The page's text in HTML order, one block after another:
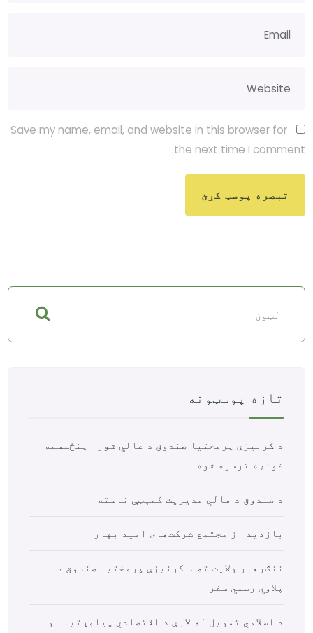
Save my name, email, and website in this browser for
the next time I comment.
تازه پوسټونه
د کرنیزې پرمختیا صندوق د عالي شورا پنځلسمه
غونډه ترسره شوه
د صندوق د مالي مدیریت کمېټې ناسته
بازدید از مجتمع شرکت‌های امید بهار
ننګرهار ولایت ته د کرنیزې پرمختیا صندوق د
پلاوي رسمي سفر
د اسلامي تمویل له لارې د اقتصادي پیاوړتیا او